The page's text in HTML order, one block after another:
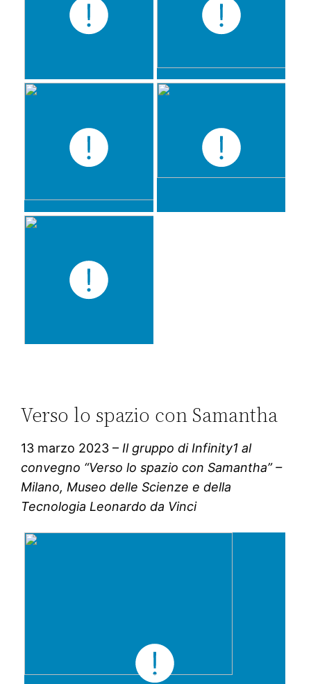
Verso lo spazio con Samantha
13 marzo 2023 –Il gruppo di Infinity1 al
convegno “Verso lo spazio con Samantha” –
Milano, Museo delle Scienze e della
Tecnologia Leonardo da Vinci